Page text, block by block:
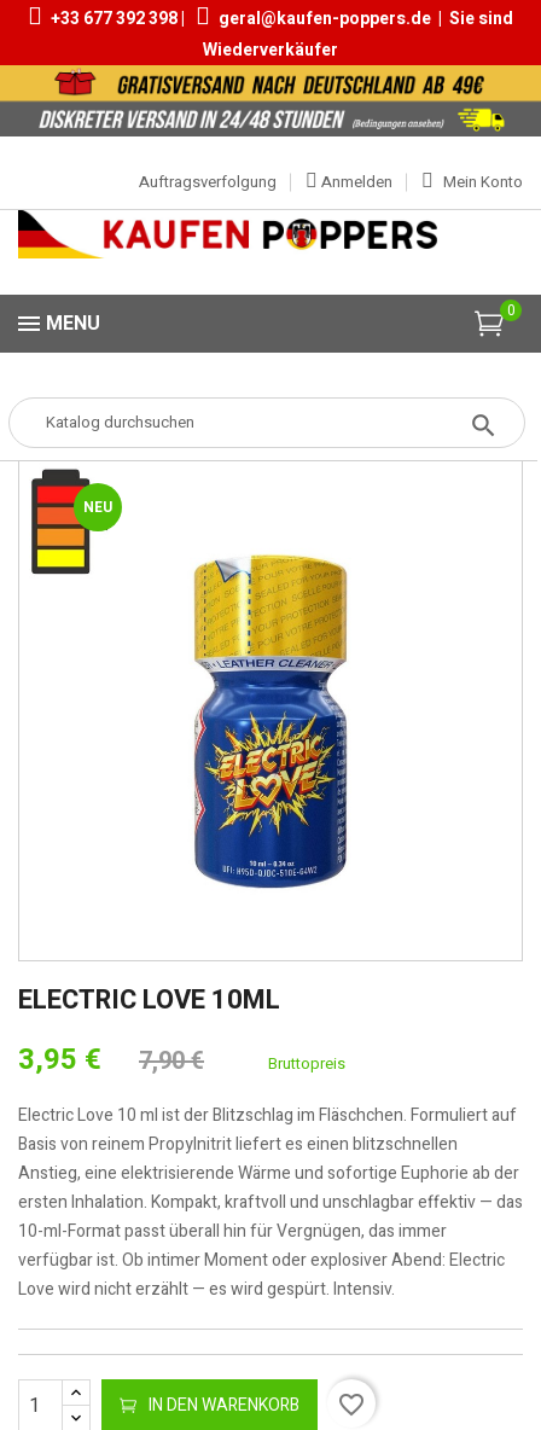
+33 677 392 398 | geral@kaufen-poppers.de | Sie sind
Wiederverkäufer
Mein Konto
Anmelden
Auftragsverfolgung
0
MENU
Popper Popper Klein Electric Love 10ml
NEU
ELECTRIC LOVE 10ML
3,95 € 7,90 € Bruttopreis
Electric Love 10 ml ist der Blitzschlag im Fläschchen. Formuliert auf
Basis von reinem Propylnitrit liefert es einen blitzschnellen
Anstieg, eine elektrisierende Wärme und sofortige Euphorie ab der
ersten Inhalation. Kompakt, kraftvoll und unschlagbar effektiv — das
10-ml-Format passt überall hin für Vergnügen, das immer
verfügbar ist. Ob intimer Moment oder explosiver Abend: Electric
Love wird nicht erzählt — es wird gespürt. Intensiv.
IN DEN WARENKORB favorite_border